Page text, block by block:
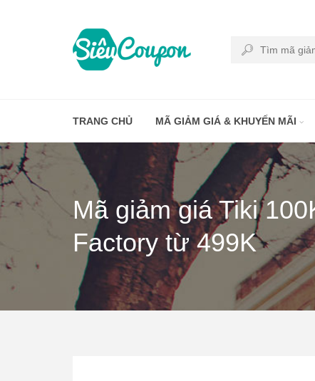
TRANG CHỦ MÃ GIẢM GIÁ & KHUYẾN MÃI
Mã giảm giá Tiki
Factory từ 499K